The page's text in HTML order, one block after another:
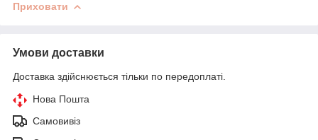
Приховати
Умови доставки
Доставка здійснюється тільки по передоплаті.
Нова Пошта
Самовивіз